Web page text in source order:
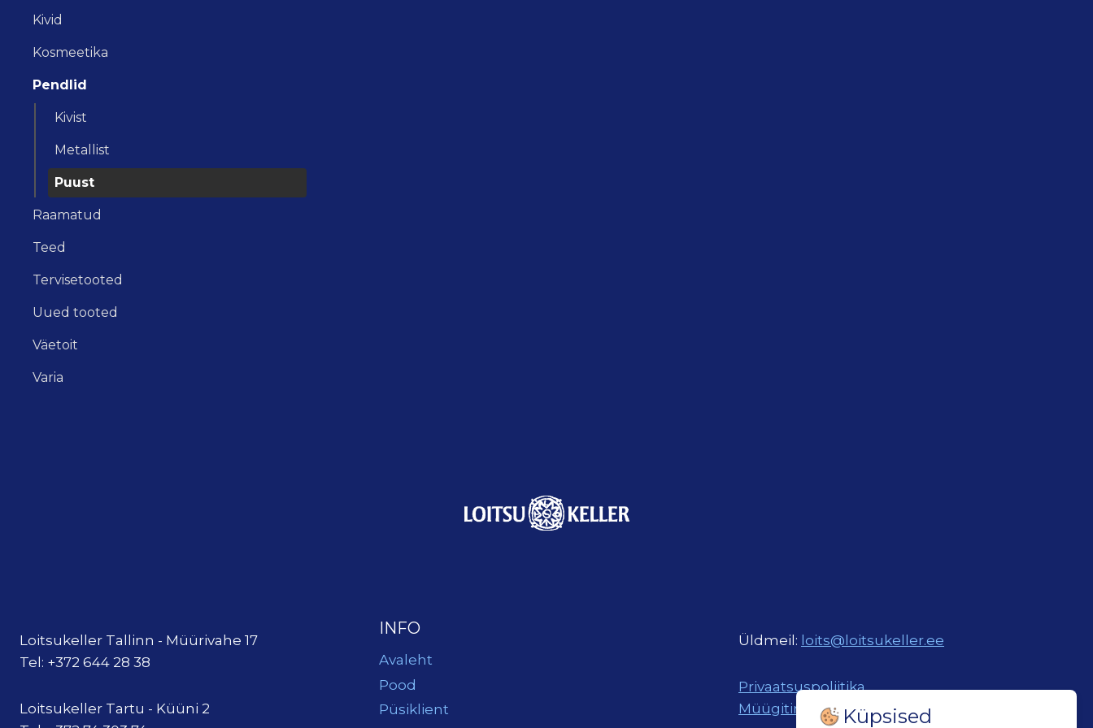
Kivid
Kosmeetika
Pendlid
Kivist
Metallist
Puust
Raamatud
Teed
Tervisetooted
Uued tooted
Väetoit
Varia
Loitsukeller Tallinn - Müürivahe 17
Tel: +372 644 28 38
Loitsukeller Tartu - Küüni 2
INFO
Avaleht
Pood
Püsiklient
Üldmeil: loits@loitsukeller.ee
Privaatsuspoliitika
MüügitingimusedKüpsised